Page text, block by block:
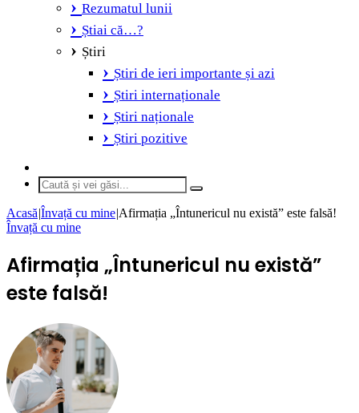
Rezumatul lunii
Știai că…?
Știri
Știri de ieri importante și azi
Știri internaționale
Știri naționale
Știri pozitive
skin
Caută
vei
Acasă|Învață cu mine|Afirmația „Întunericul nu există” este falsă!
Învață cu mine
Afirmația „Întunericul nu există”
este falsă!